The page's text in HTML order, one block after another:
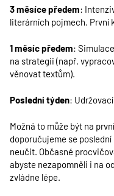
3 měsíce předem:
literárních pojmech. První
1 měsíc předem:
na strategii (např.
věnovat textům).
Poslední týden:
Možná to může být na
doporučujeme se
neučit. Občasné
abyste nezapomněli i na
zvládne lépe.